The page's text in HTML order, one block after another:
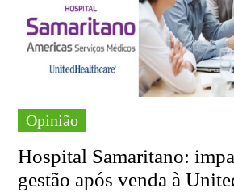
Opinião
Hospital Samaritano:
gestão após venda à